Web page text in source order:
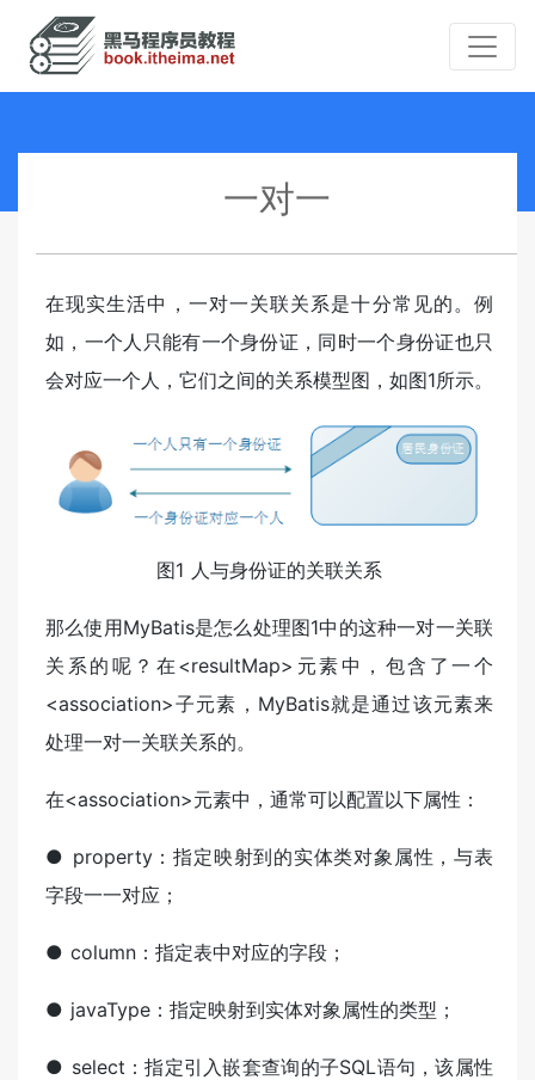
一对一
在现实生活中，一对一关联关系是十分常见的。例
如，一个人只能有一个身份证，同时一个身份证也只
会对应一个人，它们之间的关系模型图，如图1所示。
图1 人与身份证的关联关系
那么使用MyBatis是怎么处理图1中的这种一对一关联
关系的呢？在<resultMap>元素中，包含了一个
<association>子元素，MyBatis就是通过该元素来
处理一对一关联关系的。
在<association>元素中，通常可以配置以下属性：
● property：指定映射到的实体类对象属性，与表
字段一一对应；
● column：指定表中对应的字段；
● javaType：指定映射到实体对象属性的类型；
● select：指定引入嵌套查询的子SQL语句，该属性